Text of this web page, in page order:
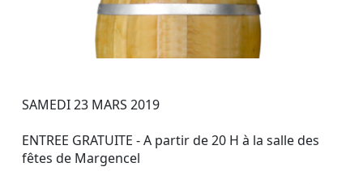
SAMEDI 23 MARS 2019
ENTREE GRATUITE - A partir de 20 H à la salle des
fêtes de Margencel